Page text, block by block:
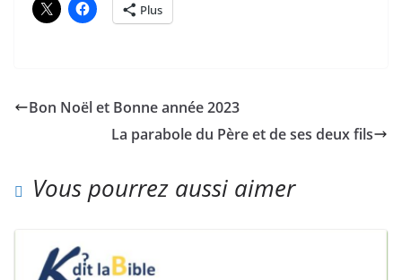
Plus
Bon Noël et Bonne année 2023
La parabole du Père et de ses deux fils
Vous pourrez aussi aimer